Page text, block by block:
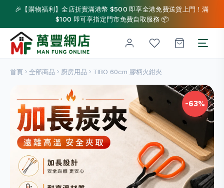
🎉【購物福利】全店折實滿港幣 $500 即享全港免費送貨上門！滿
$100 即可享指定門市免費自取服務 📦
首頁 全部商品 廚房用品 TIBO 60cm 膠柄火鉗夾
-63%